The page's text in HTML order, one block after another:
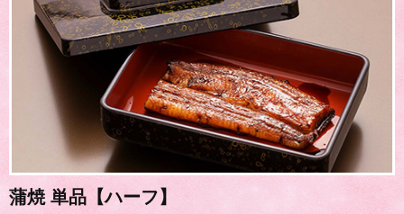
蒲焼 単品【ハーフ】